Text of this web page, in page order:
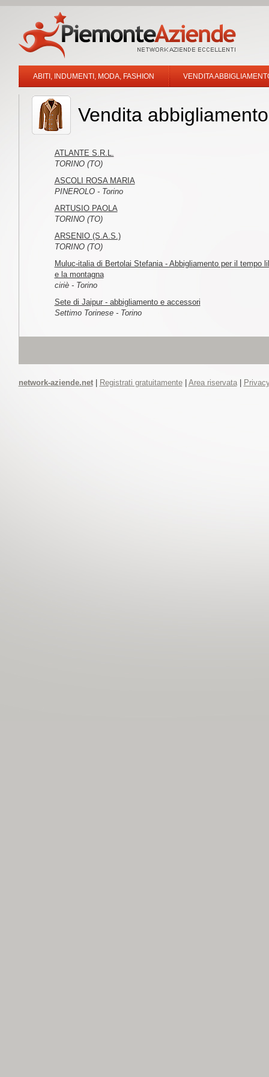
ABITI, INDUMENTI, MODA, FASHION VENDITA
Vendita
ATLANTE S.R.L.
TORINO (TO)
ASCOLI ROSA MARIA
PINEROLO - Torino
ARTUSIO PAOLA
TORINO (TO)
ARSENIO (S.A.S.)
TORINO (TO)
Muluc-italia di Bertolai Stefania - Abbigliamento per il tempo
e la montagna
ciriè - Torino
Sete di Jaipur - abbigliamento e accessori
Settimo Torinese - Torino
network-aziende.net| Registrati gratuitamente| Area riservata|